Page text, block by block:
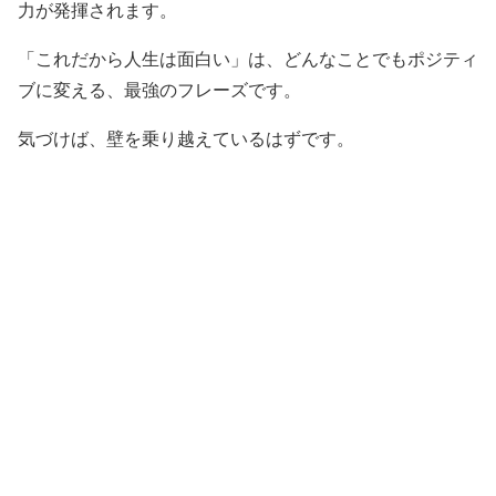
力が発揮されます。
「これだから人生は面白い」は、どんなことでもポジティ
ブに変える、最強のフレーズです。
気づけば、壁を乗り越えているはずです。